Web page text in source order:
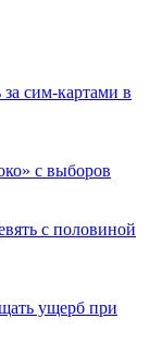
сим-картами в
с выборов
с половиной
ущерб при